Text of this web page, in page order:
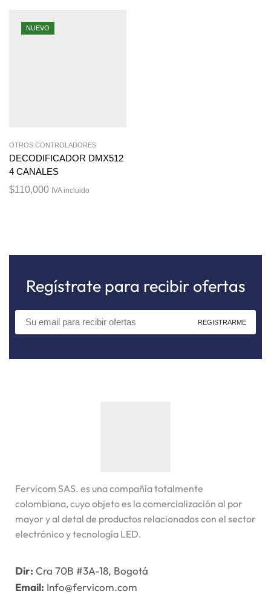
NUEVO
OTROS CONTROLADORES
DECODIFICADOR DMX512
4 CANALES
$110,000 IVA incluido
Regístrate para recibir ofertas
Fervicom SAS. es una compañía totalmente
colombiana, cuyo objeto es la comercialización al por
mayor y al detal de productos relacionados con el sector
electrónico y tecnología LED.
Dir: Cra 70B #3A-18, Bogotá
Email: Info@fervicom.com